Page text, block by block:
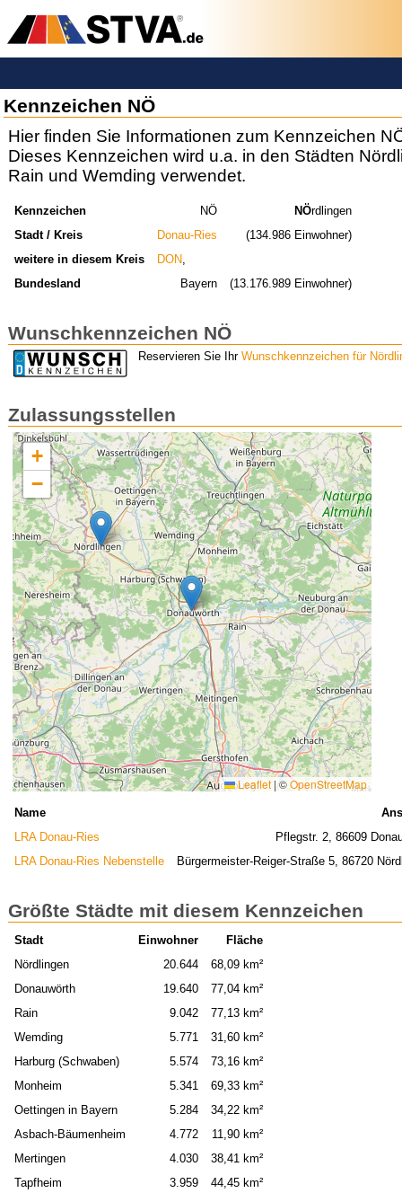
Kennzeichen NÖ
Hier finden Sie Informationen zum Kennzeichen
Dieses Kennzeichen wird u.a. in den Städten
Rain und Wemding verwendet.
Kennzeichen NÖ NÖrdlingen
Stadt / Kreis
Donau-Ries
(134.986 Einwohner)
weitere in diesem Kreis
DON,
Bundesland
Bayern (13.176.989 Einwohner)
Wunschkennzeichen NÖ
Reservieren Sie Ihr Wunschkennzeichen für
Zulassungsstellen
+
−
Leaflet | ©OpenStreetMap
Name
LRA Donau-Ries
Pflegstr. 2, 86609
LRA Donau-Ries Nebenstelle
Bürgermeister-Reiger-Straße 5, 86720
Größte Städte mit diesem Kennzeichen
Stadt Einwohner
Fläche
Nördlingen
20.644
68,09 km²
Donauwörth
19.640
77,04 km²
Rain
9.042
77,13 km²
Wemding
5.771
31,60 km²
Harburg (Schwaben)
5.574
73,16 km²
Monheim
5.341
69,33 km²
Oettingen in Bayern
5.284
34,22 km²
Asbach-Bäumenheim
4.772
11,90 km²
Mertingen
4.030
38,41 km²
Tapfheim
3.959 44,45 km²